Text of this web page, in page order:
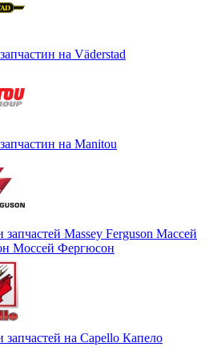
на Väderstad
на Маnitou
запчастей Massey Ferguson Массей
Моссей Фергюсон
запчастей на Capello Капело